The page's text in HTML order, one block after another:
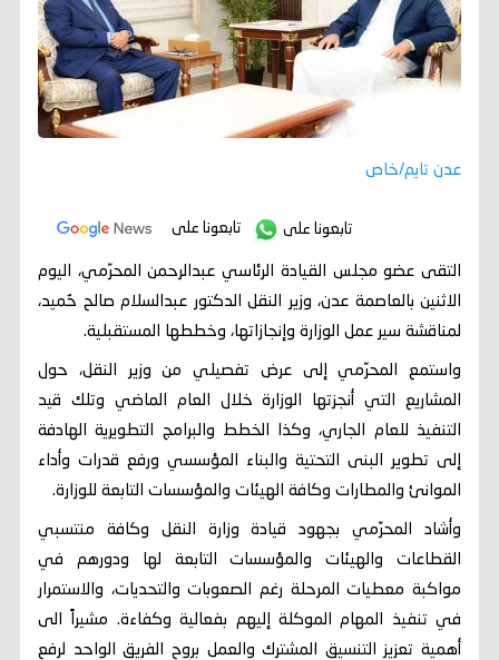
عدن تايم/خاص
تابعونا على تابعونا على
التقى عضو مجلس القيادة الرئاسي عبدالرحمن المحرّمي، اليوم
الاثنين بالعاصمة عدن، وزير النقل الدكتور عبدالسلام صالح حُميد،
لمناقشة سير عمل الوزارة وإنجازاتها، وخططها المستقبلية.
واستمع المحرّمي إلى عرض تفصيلي من وزير النقل، حول
المشاريع التي أنجزتها الوزارة خلال العام الماضي وتلك قيد
التنفيذ للعام الجاري، وكذا الخطط والبرامج التطويرية الهادفة
إلى تطوير البنى التحتية والبناء المؤسسي ورفع قدرات وأداء
الموانئ والمطارات وكافة الهيئات والمؤسسات التابعة للوزارة.
وأشاد المحرّمي بجهود قيادة وزارة النقل وكافة منتسبي
القطاعات والهيئات والمؤسسات التابعة لها ودورهم في
مواكبة معطيات المرحلة رغم الصعوبات والتحديات، والاستمرار
في تنفيذ المهام الموكلة إليهم بفعالية وكفاءة. مشيراً الى
أهمية تعزيز التنسيق المشترك والعمل بروح الفريق الواحد لرفع